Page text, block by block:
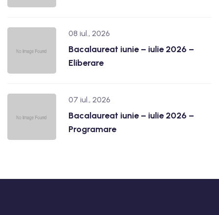
08 iul., 2026
Bacalaureat iunie – iulie 2026 –
Eliberare
07 iul., 2026
Bacalaureat iunie – iulie 2026 –
Programare